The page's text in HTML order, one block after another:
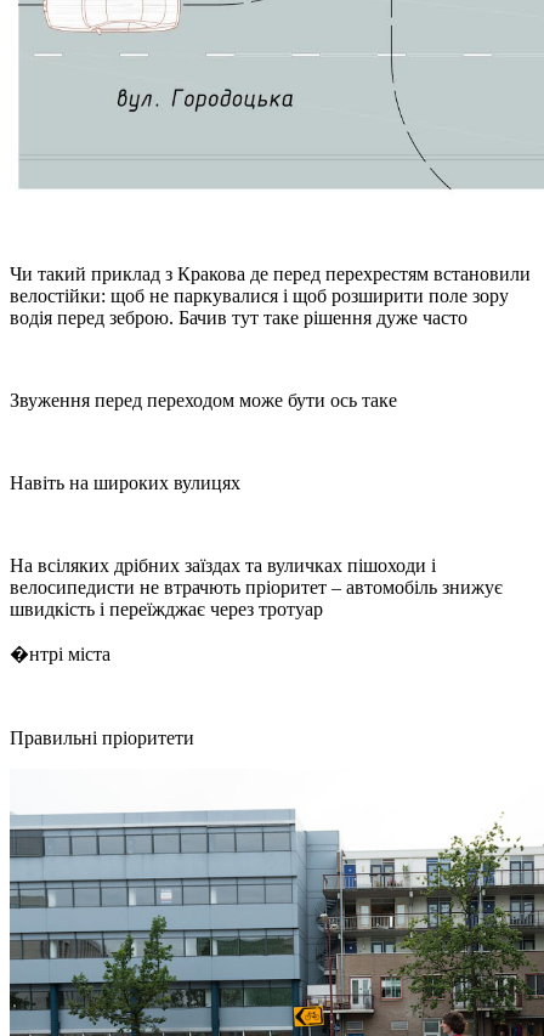
Чи такий приклад з Кракова де перед перехрестям встановили
велостійки: щоб не паркувалися і щоб розширити поле зору
водія перед зеброю. Бачив тут таке рішення дуже часто
Звуження перед переходом може бути ось таке
Навіть на широких вулицях
На всіляких дрібних заїздах та вуличках пішоходи і
велосипедисти не втрачють пріоритет – автомобіль знижує
швидкість і переїжджає через тротуар
�нтрі міста
Правильні пріоритети